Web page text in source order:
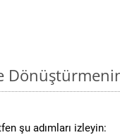
şu adımları izleyin: